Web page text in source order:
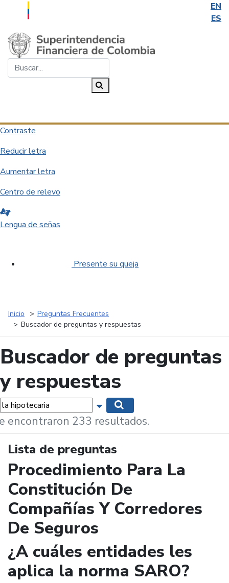
EN
ES
Saltar al contenido principal
Contraste
Reducir letra
Aumentar letra
Centro de relevo
Lengua de señas
Presente su queja
Inicio
Preguntas Frecuentes
Buscador de preguntas y respuestas
Buscador de preguntas
y respuestas
Mostrar opciones de búsqueda
encontraron 233 resultados.
Lista de preguntas
Procedimiento Para La
Constitución De
Compañías Y Corredores
De Seguros
¿A cuáles entidades les
aplica la norma SARO?